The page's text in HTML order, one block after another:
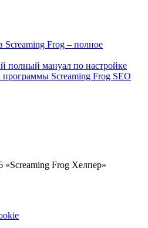
Screaming Frog – полное
полный мануал по настройке
Screaming Frog SEO
Frog Хелпер»